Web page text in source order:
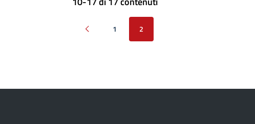
Pagina precedente
1 2